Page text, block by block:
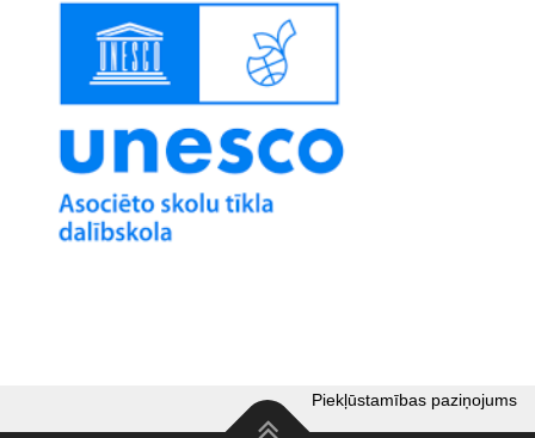
Piekļūstamības paziņojums